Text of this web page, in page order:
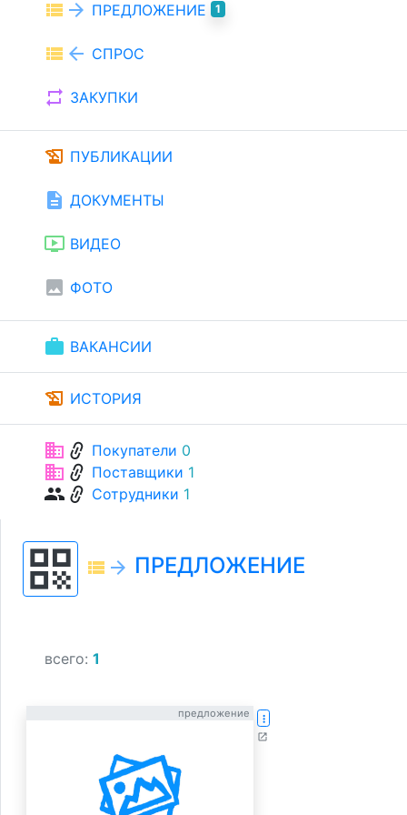
view_list arrow_forward ПРЕДЛОЖЕНИЕ 1
view_list arrow_back СПРОС
repeat ЗАКУПКИ
history_edu ПУБЛИКАЦИИ
description ДОКУМЕНТЫ
ondemand_video ВИДЕО
image ФОТО
work ВАКАНСИИ
history_edu ИСТОРИЯ
businesslink Покупатели 0
businesslink Поставщики 1
grouplink Сотрудники 1
qr_code view_list arrow_forward ПРЕДЛОЖЕНИЕ
всего: 1
предложение more_vert
open_in_new